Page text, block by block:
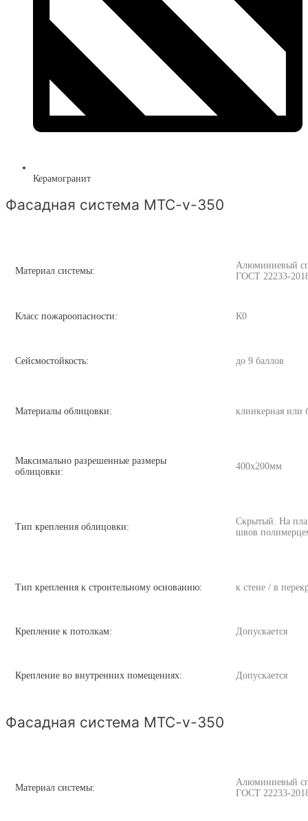
Керамогранит
Фасадная система MTC-v-350
Материал системы:
Алюминиевый
ГОСТ 22233-
Класс пожароопасности: К0
Сейсмостойкость: до 9 баллов
Материалы облицовки: клинкерная или
Максимально разрешенные размеры
облицовки:
400х200мм
Тип крепления облицовки:
Скрытый. На
швов
Тип крепления к строительному основанию: к стене / в
Крепление к потолкам: Допускается
Крепление во внутренних помещениях: Допускается
Фасадная система MTC-v-350
Материал системы:
Алюминиевый
ГОСТ 22233-